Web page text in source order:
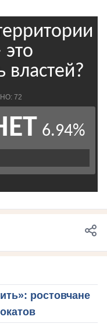
ростовчане